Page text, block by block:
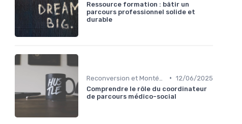
Ressource formation : bâtir un
parcours professionnel solide et
durable
• 12/06/2025
Comprendre le rôle du coordinateur
de parcours médico-social